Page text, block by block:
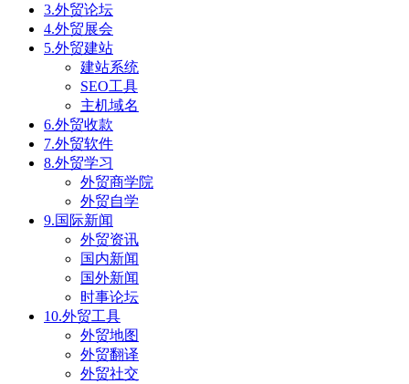
3.外贸论坛
4.外贸展会
5.外贸建站
建站系统
SEO工具
主机域名
6.外贸收款
7.外贸软件
8.外贸学习
外贸商学院
外贸自学
9.国际新闻
外贸资讯
国内新闻
国外新闻
时事论坛
10.外贸工具
外贸地图
外贸翻译
外贸社交